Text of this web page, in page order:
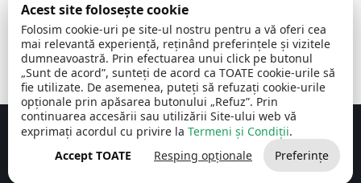
08:00 -
16:30
, vineri:
08:00 -
14:00
Comuna Cerchezu © 2026Toate drepturile rezervate
Concept realizat de Big Media Relații Publice SRL
Acest site folosește cookie
Folosim cookie-uri pe site-ul nostru pentru a vă oferi cea
mai relevantă experiență, reținând preferințele și vizitele
dumneavoastră. Prin efectuarea unui click pe butonul
„Sunt de acord”, sunteți de acord ca TOATE cookie-urile să
fie utilizate. De asemenea, puteți să refuzați cookie-urile
opționale prin apăsarea butonului „Refuz”. Prin
continuarea accesării sau utilizării Site-ului web vă
exprimați acordul cu privire la Termeni și Condiții.
Accept TOATE
Resping opționale Preferințe